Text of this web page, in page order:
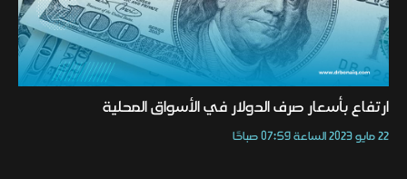
ارتفاع بأسعار صرف الدولار في الأسواق المحلية
22 مايو 2023 الساعة 07:59 صباحًا